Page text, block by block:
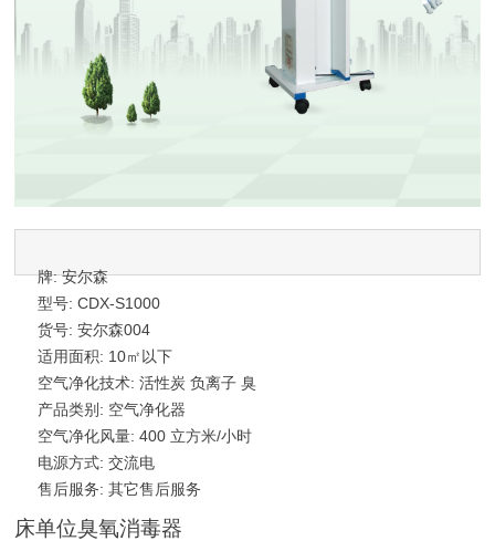
牌: 安尔森
型号: CDX-S1000
货号: 安尔森004
适用面积: 10㎡以下
空气净化技术: 活性炭 负离子 臭
氧 光触媒 其他
产品类别: 空气净化器
空气净化风量: 400 立方米/小时
以上
电源方式: 交流电
售后服务: 其它售后服务
床单位臭氧消毒器